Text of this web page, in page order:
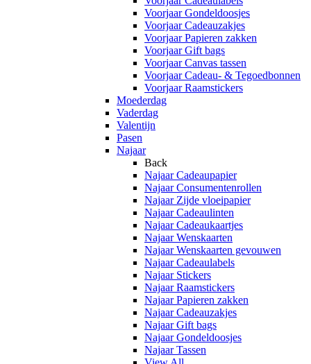
Voorjaar Gondeldoosjes
Voorjaar Cadeauzakjes
Voorjaar Papieren zakken
Voorjaar Gift bags
Voorjaar Canvas tassen
Voorjaar Cadeau- & Tegoedbonnen
Voorjaar Raamstickers
Moederdag
Vaderdag
Valentijn
Pasen
Najaar
Back
Najaar Cadeaupapier
Najaar Consumentenrollen
Najaar Zijde vloeipapier
Najaar Cadeaulinten
Najaar Cadeaukaartjes
Najaar Wenskaarten
Najaar Wenskaarten gevouwen
Najaar Cadeaulabels
Najaar Stickers
Najaar Raamstickers
Najaar Papieren zakken
Najaar Cadeauzakjes
Najaar Gift bags
Najaar Gondeldoosjes
Najaar Tassen